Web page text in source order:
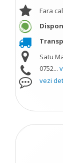
Fara
Satu
0752...
vezi